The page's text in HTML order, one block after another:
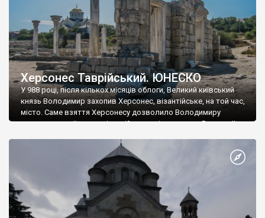
Херсонес Таврійський. ЮНЕСКО
У 988 році, після кількох місяців облоги, Великий київський
князь Володимир захопив Херсонес, візантійське, на той час,
місто. Саме взяття Херсонесу дозволило Володимиру
диктувати свої умови візантійському імператору Василю ІІ, та
Херсонесі Володимир-язичник, став Василем-християнином.
А потім було Хрещення Русі. На честь Херсонесу Таврійського